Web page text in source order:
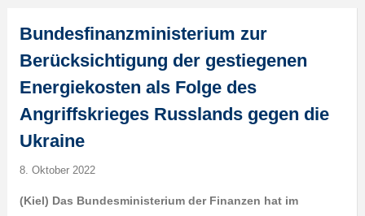
Bundesfinanzministerium zur
Berücksichtigung der gestiegenen
Energiekosten als Folge des
Angriffskrieges Russlands gegen die
Ukraine
8. Oktober 2022
(Kiel) Das Bundesministerium der Finanzen hat im